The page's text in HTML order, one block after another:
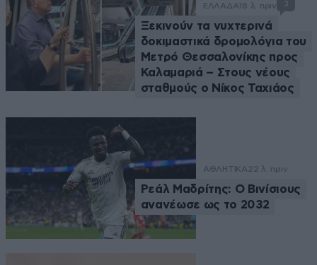
ΕΛΛΑΔΑ 18 λ. πριν 3
Ξεκινούν τα νυχτερινά
δοκιμαστικά δρομολόγια του
Μετρό Θεσσαλονίκης προς
Καλαμαριά – Στους νέους
σταθμούς ο Νίκος Ταχιάος
ΑΘΛΗΤΙΚΑ22 λ. πριν
Ρεάλ Μαδρίτης: Ο Βινίσιους
ανανέωσε ως το 2032